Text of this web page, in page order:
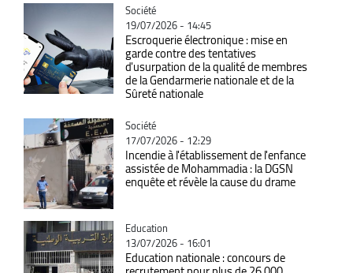
Catégorie
Société
19/07/2026 - 14:45
Escroquerie électronique : mise en
garde contre des tentatives
d'usurpation de la qualité de membres
de la Gendarmerie nationale et de la
Sûreté nationale
Catégorie
Société
17/07/2026 - 12:29
Incendie à l'établissement de l'enfance
assistée de Mohammadia : la DGSN
enquête et révèle la cause du drame
Catégorie
Education
13/07/2026 - 16:01
Education nationale : concours de